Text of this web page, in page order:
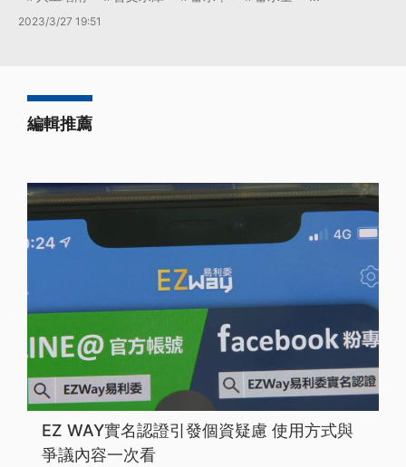
2023/3/27 19:51
編輯推薦
EZ WAY實名認證引發個資疑慮 使用方式與
爭議內容一次看